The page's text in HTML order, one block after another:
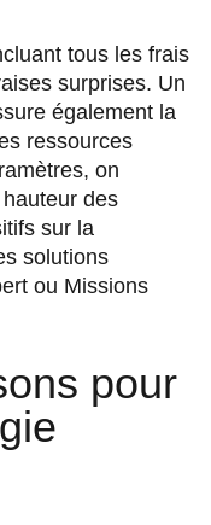
tous les frais
surprises. Un
également la
ressources
on
des
sur la
solutions
ou Missions
pour